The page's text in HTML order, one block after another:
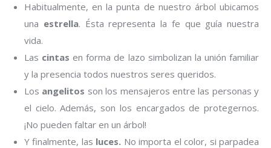
Habitualmente, en la punta de nuestro árbol ubicamos
una estrella. Ésta representa la fe que guía nuestra
vida.
Las cintas en forma de lazo simbolizan la unión familiar
y la presencia todos nuestros seres queridos.
Los angelitos son los mensajeros entre las personas y
el cielo. Además, son los encargados de protegernos.
¡No pueden faltar en un árbol!
Y finalmente, las luces. No importa el color, si parpadea